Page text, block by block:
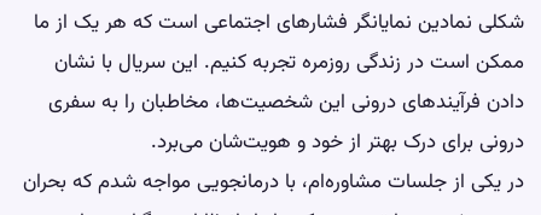
شکلی نمادین نمایانگر فشارهای اجتماعی است که هر یک از ما
ممکن است در زندگی روزمره تجربه کنیم. این سریال با نشان
دادن فرآیندهای درونی این شخصیت‌ها، مخاطبان را به سفری
درونی برای درک بهتر از خود و هویت‌شان می‌برد.
در یکی از جلسات مشاوره‌ام، با درمانجویی مواجه شدم که بحران